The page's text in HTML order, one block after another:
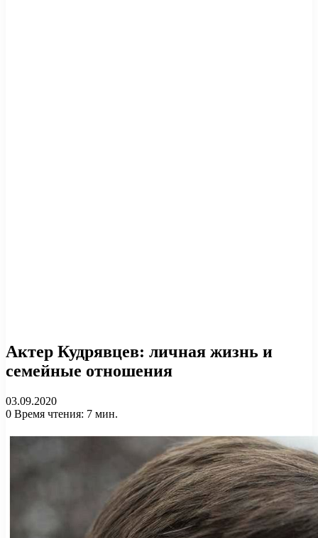
Актер Кудрявцев: личная жизнь и
семейные отношения
03.09.2020
0 Время чтения: 7 мин.